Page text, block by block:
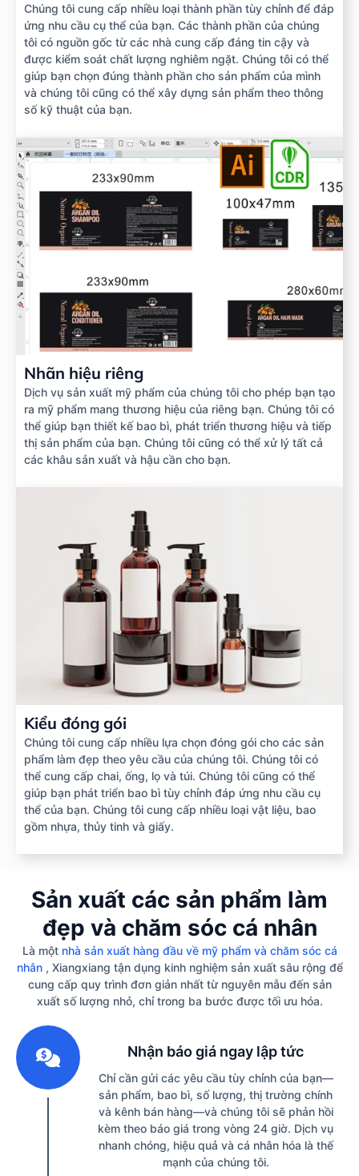
Chúng tôi cung cấp nhiều loại thành phần tùy chỉnh để đáp
ứng nhu cầu cụ thể của bạn. Các thành phần của chúng
tôi có nguồn gốc từ các nhà cung cấp đáng tin cậy và
được kiểm soát chất lượng nghiêm ngặt. Chúng tôi có thể
giúp bạn chọn đúng thành phần cho sản phẩm của mình
và chúng tôi cũng có thể xây dựng sản phẩm theo thông
số kỹ thuật của bạn.
Nhãn hiệu riêng
Dịch vụ sản xuất mỹ phẩm của chúng tôi cho phép bạn tạo
ra mỹ phẩm mang thương hiệu của riêng bạn. Chúng tôi có
thể giúp bạn thiết kế bao bì, phát triển thương hiệu và tiếp
thị sản phẩm của bạn. Chúng tôi cũng có thể xử lý tất cả
các khâu sản xuất và hậu cần cho bạn.
Kiểu đóng gói
Chúng tôi cung cấp nhiều lựa chọn đóng gói cho các sản
phẩm làm đẹp theo yêu cầu của chúng tôi. Chúng tôi có
thể cung cấp chai, ống, lọ và túi. Chúng tôi cũng có thể
giúp bạn phát triển bao bì tùy chỉnh đáp ứng nhu cầu cụ
thể của bạn. Chúng tôi cung cấp nhiều loại vật liệu, bao
gồm nhựa, thủy tinh và giấy.
Sản xuất các sản phẩm làm
đẹp và chăm sóc cá nhân
Là một nhà sản xuất hàng đầu về mỹ phẩm và chăm sóc cá
nhân, Xiangxiang tận dụng kinh nghiệm sản xuất sâu rộng để
cung cấp quy trình đơn giản nhất từ ​​nguyên mẫu đến sản
xuất số lượng nhỏ, chỉ trong ba bước được tối ưu hóa.
Nhận báo giá ngay lập tức
Chỉ cần gửi các yêu cầu tùy chỉnh của bạn—
sản phẩm, bao bì, số lượng, thị trường chính
và kênh bán hàng—và chúng tôi sẽ phản hồi
kèm theo báo giá trong vòng 24 giờ. Dịch vụ
nhanh chóng, hiệu quả và cá nhân hóa là thế
mạnh của chúng tôi.